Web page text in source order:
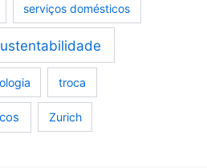
serviços domésticos
troca
Zurich